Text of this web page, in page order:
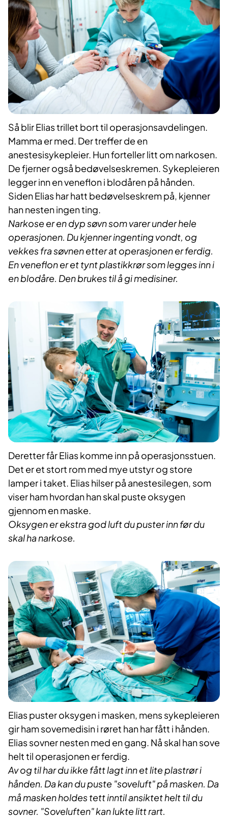
Så blir Elias trillet bort til operasjonsavdelingen.
Mamma er med. Der treffer de en
anestesisykepleier. Hun forteller litt om narkosen.
De fjerner også bedøvelseskremen. Sykepleieren
legger inn en veneflon i blodåren på hånden.
Siden Elias har hatt bedøvelseskrem på, kjenner
han nesten ingen ting.
Narkose er en dyp søvn som varer under hele
operasjonen. Du kjenner ingenting vondt, og
vekkes fra søvnen etter at operasjonen er ferdig.
En veneflon er et tynt plastikkrør som legges inn i
en blodåre. Den brukes til å gi medisiner.
Deretter får Elias komme inn på operasjonsstuen.
Det er et stort rom med mye utstyr og store
lamper i taket. Elias hilser på anestesilegen, som
viser ham hvordan han skal puste oksygen
gjennom en maske.
Oksygen er ekstra god luft du puster inn før du
skal ha narkose.
Elias puster oksygen i masken, mens sykepleieren
gir ham sovemedisin i røret han har fått i hånden.
Elias sovner nesten med en gang. Nå skal han sove
helt til operasjonen er ferdig.
Av og til har du ikke fått lagt inn et lite plastrør i
hånden. Da kan du puste "soveluft" på masken. Da
må masken holdes tett inntil ansiktet helt til du
sovner. "Soveluften" kan lukte litt rart.